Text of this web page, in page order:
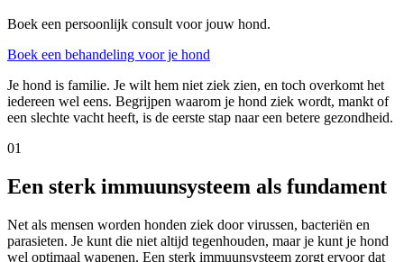
Boek een persoonlijk consult voor jouw hond.
Boek een behandeling voor je hond
Je hond is familie. Je wilt hem niet ziek zien, en toch overkomt het
iedereen wel eens. Begrijpen waarom je hond ziek wordt, mankt of
een slechte vacht heeft, is de eerste stap naar een betere gezondheid.
01
Een sterk immuunsysteem als fundament
Net als mensen worden honden ziek door virussen, bacteriën en
parasieten. Je kunt die niet altijd tegenhouden, maar je kunt je hond
wel optimaal wapenen. Een sterk immuunsysteem zorgt ervoor dat